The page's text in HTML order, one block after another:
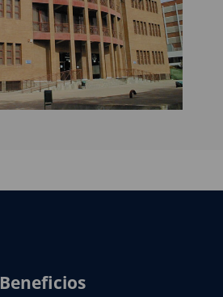
Beneficios